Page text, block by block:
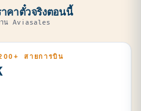
าคาตั๋วจริงตอนนี้
าน Aviasales
สายการบิน